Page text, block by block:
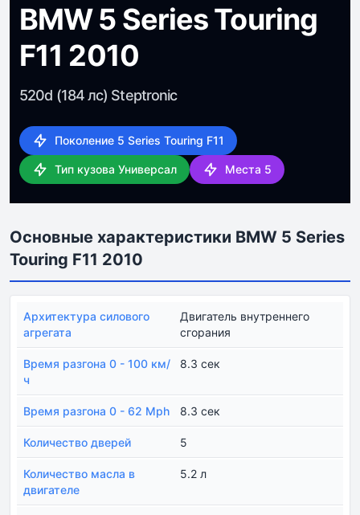
BMW 5 Series Touring
F11 2010
520d (184 лс) Steptronic
Поколение 5 Series Touring F11
Тип кузова Универсал Места 5
Основные характеристики BMW 5 Series
Touring F11 2010
Архитектура силового
агрегата
Двигатель внутреннего
сгорания
Время разгона 0 - 100 км/
ч
8.3 сек
Время разгона 0 - 62 Mph 8.3 сек
Количество дверей 5
Количество масла в
двигателе
5.2 л